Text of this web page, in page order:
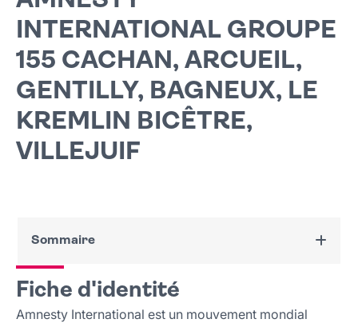
INTERNATIONAL GROUPE
155 CACHAN, ARCUEIL,
GENTILLY, BAGNEUX, LE
KREMLIN BICÊTRE,
VILLEJUIF
Sommaire
Fiche d'identité
Nous contacter
Fiche d'identité
Amnesty International est un mouvement mondial